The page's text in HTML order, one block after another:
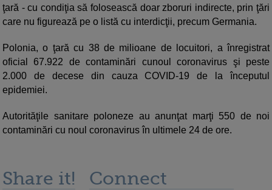
ţară - cu condiţia să folosească doar zboruri indirecte, prin ţări
care nu figurează pe o listă cu interdicţii, precum Germania.
Polonia, o ţară cu 38 de milioane de locuitori, a înregistrat
oficial 67.922 de contaminări cunoul coronavirus şi peste
2.000 de decese din cauza COVID-19 de la începutul
epidemiei.
Autorităţile sanitare poloneze au anunţat marţi 550 de noi
contaminări cu noul coronavirus în ultimele 24 de ore.
Share it! Connect